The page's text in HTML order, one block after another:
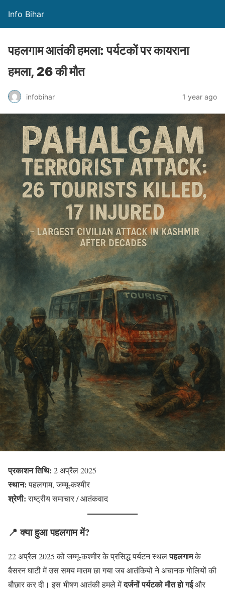
Info Bihar
पहलगाम आतंकी हमला: पर्यटकों पर कायराना
हमला, 26 की मौत
infobihar 1 year ago
प्रकाशन तिथि: 2 अप्रैल 2025
स्थान:पहलगाम, जम्मू-कश्मीर
श्रेणी:राष्ट्रीय समाचार / आतंकवाद
📍 क्या हुआ पहलगाम में?
22 अप्रैल 2025 को जम्मू-कश्मीर के प्रसिद्ध पर्यटन स्थलपहलगामके
बैसरन घाटी में उस समय मातम छा गया जब आतंकियों ने अचानक गोलियों की
बौछार कर दी। इस भीषण आतंकी हमले मेंदर्जनोंपर्यटकोमौत हो गईऔर